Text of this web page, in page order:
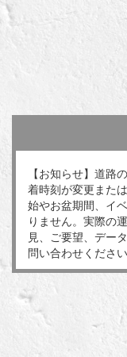
【お知らせ】道路
着時刻が変更また
始やお盆期間、イ
りません。実際の
見、ご要望、デー
問い合わせください